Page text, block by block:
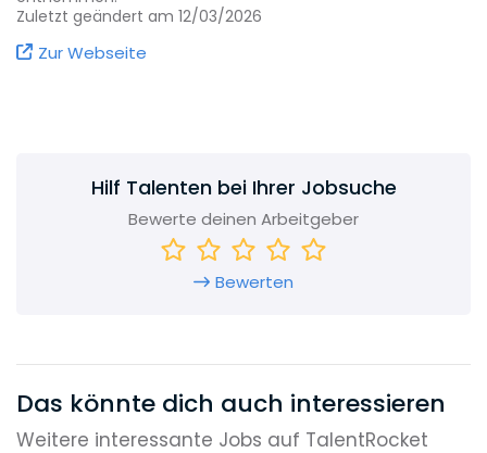
höchstem Niveauaus.
Unsere Mandanten schätzen unser
Wir bereitenkomplexe Sachverhaltean der
Schnittstelle zwischen naturwissenschaftlichen
Fragestellungen und rechtlichen Regelungen
für unsere Mandanten auf und tragen die
Entscheidungen unserer Mandanten mit. Es
maßgeschneiderte Lösungzu entwickeln; dazu
gehört aus unserer Sicht insbesondere eine
strategische Beratung.Kreativität, Nachdruck
und Ausdauermachen uns erfolgreich in
Zuletzt geändert am 12/03/2026
Zur Webseite
Hilf Talenten bei Ihrer Jobsuche
Bewerte deinen Arbeitgeber
Bewerten
Das könnte dich auch interessieren
Weitere interessante Jobs auf TalentRocket